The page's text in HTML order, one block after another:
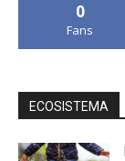
0
Fans
ECOSISTEMA